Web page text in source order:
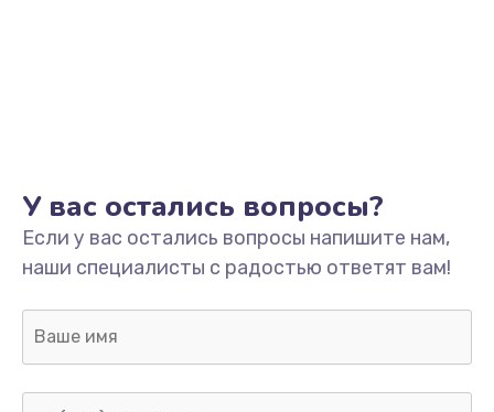
У вас остались вопросы?
Если у вас остались вопросы напишите нам,
наши специалисты с радостью ответят вам!